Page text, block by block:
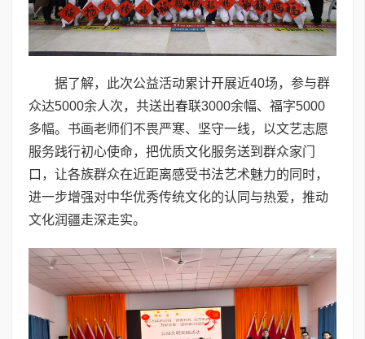
据了解，此次公益活动累计开展近40场，参与群
众达5000余人次，共送出春联3000余幅、福字5000
多幅。书画老师们不畏严寒、坚守一线，以文艺志愿
服务践行初心使命，把优质文化服务送到群众家门
口，让各族群众在近距离感受书法艺术魅力的同时，
进一步增强对中华优秀传统文化的认同与热爱，推动
文化润疆走深走实。